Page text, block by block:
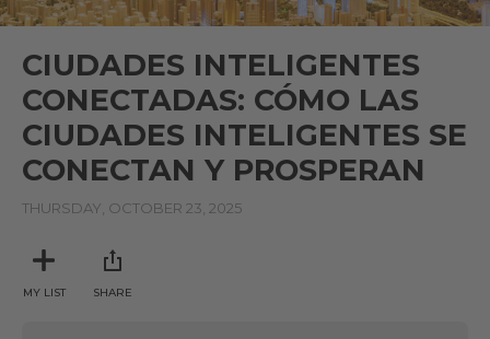
CIUDADES INTELIGENTES
CONECTADAS: CÓMO LAS
CIUDADES INTELIGENTES SE
CONECTAN Y PROSPERAN
THURSDAY, OCTOBER 23, 2025
MY LIST SHARE